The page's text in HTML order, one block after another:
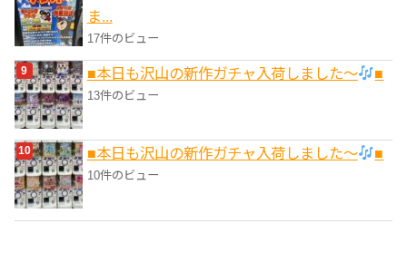
ま...
17件のビュー
■本日も沢山の新作ガチャ入荷しました〜 ■
13件のビュー
■本日も沢山の新作ガチャ入荷しました〜 ■
10件のビュー